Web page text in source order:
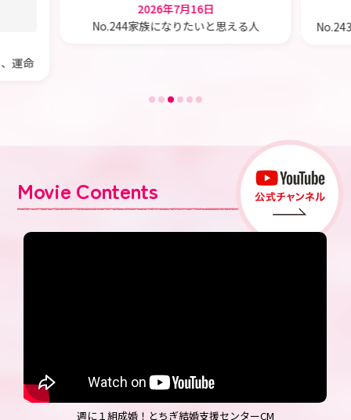
運命
2026年7月16日
No.244家族になりたいと思える人
Movie Contents
週に１組成婚！とちぎ結婚支援センターCM